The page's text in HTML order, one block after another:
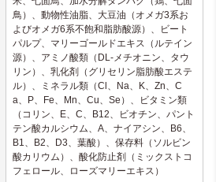
鳥）、動物性油脂、大豆油（オメガ3系お
よびオメガ6系不飽和脂肪酸源）、ビート
パルプ、マリーゴールドエキス（ルテイン
源）、アミノ酸類（DL-メチオニン、タウ
リン）、乳化剤（グリセリン脂肪酸エステ
ル）、ミネラル類（Cl、Na、K、Zn、C
a、P、Fe、Mn、Cu、Se）、ビタミン類
（コリン、E、C、B12、ビオチン、パント
テン酸カルシウム、A、ナイアシン、B6、
B1、B2、D3、葉酸）、保存料（ソルビン
酸カリウム）、酸化防止剤（ミックストコ
フェロール、ローズマリーエキス）